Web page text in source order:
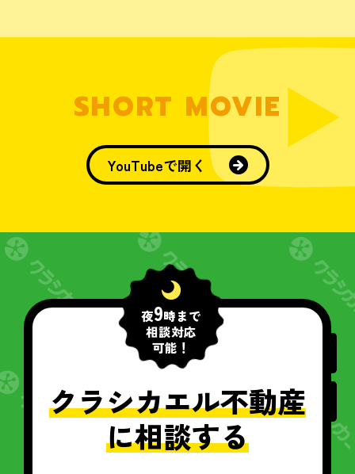
SHORT MOVIE
YouTubeで開く
夜9時まで
相談対応
可能！
クラシカエル不動産
に相談する